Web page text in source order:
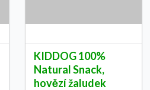
KIDDOG 100%
Natural Snack,
hovězí žaludek